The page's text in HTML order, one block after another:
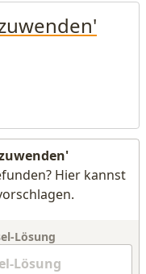
Hier kannst
Lösung